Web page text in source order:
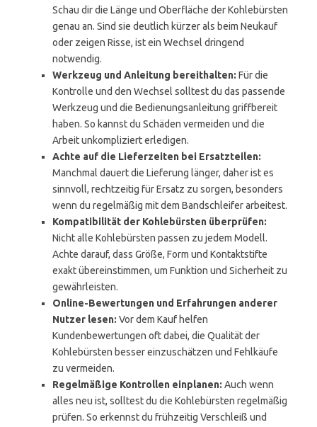
Schau dir die Länge und Oberfläche der Kohlebürsten
genau an. Sind sie deutlich kürzer als beim Neukauf
oder zeigen Risse, ist ein Wechsel dringend
notwendig.
Werkzeug und Anleitung bereithalten: Für die
Kontrolle und den Wechsel solltest du das passende
Werkzeug und die Bedienungsanleitung griffbereit
haben. So kannst du Schäden vermeiden und die
Arbeit unkompliziert erledigen.
Achte auf die Lieferzeiten bei Ersatzteilen:
Manchmal dauert die Lieferung länger, daher ist es
sinnvoll, rechtzeitig für Ersatz zu sorgen, besonders
wenn du regelmäßig mit dem Bandschleifer arbeitest.
Kompatibilität der Kohlebürsten überprüfen:
Nicht alle Kohlebürsten passen zu jedem Modell.
Achte darauf, dass Größe, Form und Kontaktstifte
exakt übereinstimmen, um Funktion und Sicherheit zu
gewährleisten.
Online-Bewertungen und Erfahrungen anderer
Nutzer lesen: Vor dem Kauf helfen
Kundenbewertungen oft dabei, die Qualität der
Kohlebürsten besser einzuschätzen und Fehlkäufe
zu vermeiden.
Regelmäßige Kontrollen einplanen: Auch wenn
alles neu ist, solltest du die Kohlebürsten regelmäßig
prüfen. So erkennst du frühzeitig Verschleiß und